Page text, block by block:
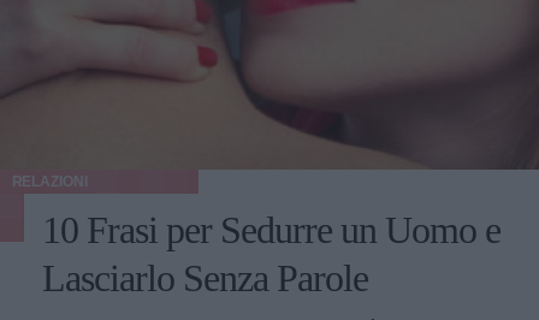
RELAZIONI
10 Frasi per Sedurre un Uomo e
Lasciarlo Senza Parole